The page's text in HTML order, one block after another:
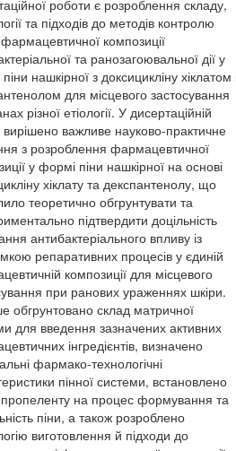
роботи є розроблення складу,
та підходів до методів контролю
фармацевтичної композиції
та ранозагоювальної дії у
нашкірної з доксицикліну хіклатом
для місцевого застосування
різної етіології. У дисертаційній
вирішено важливе науково-практичне
з розроблення фармацевтичної
у формі піни нашкірної на основі
хіклату та декспантенолу, що
теоретично обгрунтувати та
підтвердити доцільність
антибактеріального впливу із
репаративних процесів у єдиній
композиції для місцевого
при ранових ураженнях шкіри.
обгрунтовано склад матричної
для введення зазначених активних
інгредієнтів, визначено
фармако-технологічні
пінної системи, встановлено
на процес формування та
піни, а також розроблено
виготовлення й підходи до